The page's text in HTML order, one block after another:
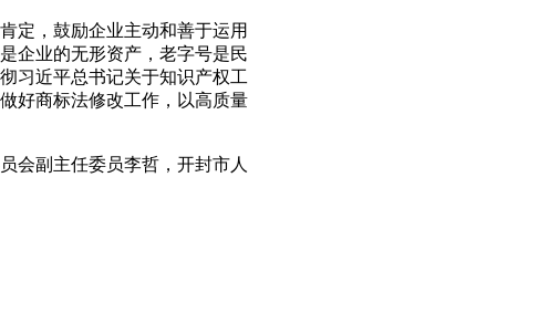
，鼓励企业主动和善于运用
企业的无形资产，老字号是民
习近平总书记关于知识产权工
好商标法修改工作，以高质量
副主任委员李哲，开封市人